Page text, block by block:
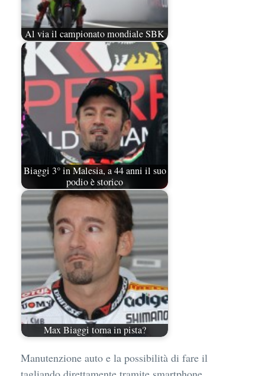
Al via il campionato mondiale SBK
Biaggi 3° in Malesia, a 44 anni il suo
podio è storico
Max Biaggi torna in pista?
Manutenzione auto e la possibilità di fare il